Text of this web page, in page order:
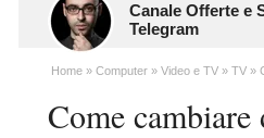
Canale Offerte e
Telegram
Home Computer Video e TV TV
Come